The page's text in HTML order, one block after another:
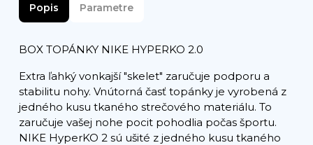
Popis Parametre
BOX TOPÁNKY NIKE HYPERKO 2.0
Extra ľahký vonkajší "skelet" zaručuje podporu a
stabilitu nohy. Vnútorná časť topánky je vyrobená z
jedného kusu tkaného strečového materiálu. To
zaručuje vašej nohe pocit pohodlia počas športu.
NIKE HyperKO 2 sú ušité z jedného kusu tkaného